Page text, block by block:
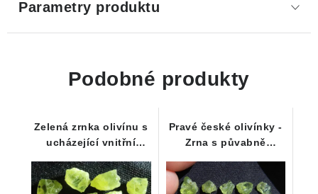
Parametry produktu
Podobné produkty
Zelená zrnka olivínu s
ucházející vnitřní
Pravé české olivínky -
Zrna s půvabně
sada 10 ks